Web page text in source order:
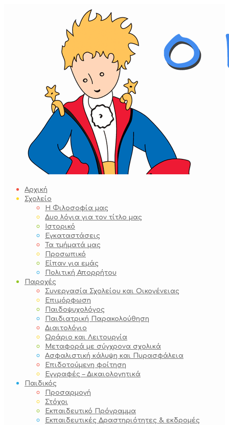
Αρχική
Σχολείο
Η Φιλοσοφία μας
Δυο λόγια για τον τίτλο μας
Ιστορικό
Εγκαταστάσεις
Τα τμήματά μας
Προσωπικό
Είπαν για εμάς
Πολιτική Απορρήτου
Παροχές
Συνεργασία Σχολείου και Οικογένειας
Επιμόρφωση
Παιδοψυχολόγος
Παιδιατρική Παρακολούθηση
Διαιτολόγιο
Ωράριο και Λειτουργία
Μεταφορά με σύγχρονα σχολικά
Ασφαλιστική κάλυψη και Πυρασφάλεια
Επιδοτούμενη φοίτηση
Εγγραφές – Δικαιολογητικά
Παιδικός
Προσαρμογή
Στόχοι
Εκπαιδευτικό Πρόγραμμα
Εκπαιδευτικές Δραστηριότητες & εκδρομές